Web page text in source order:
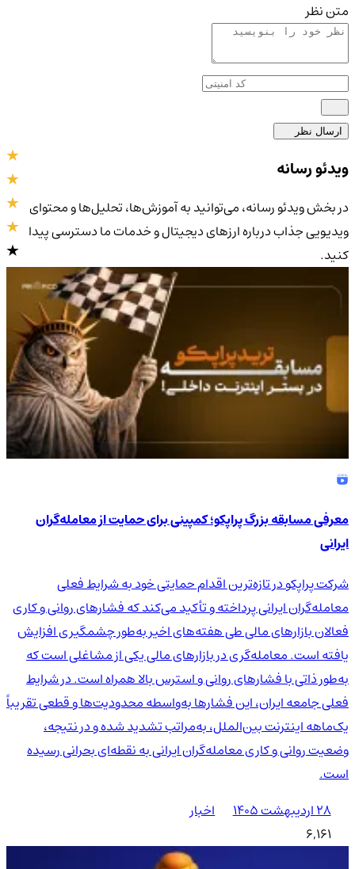
متن نظر
ارسال نظر
4.9/5
ویدئو رسانه
در بخش ویدئو رسانه، می‌توانید به آموزش‌ها، تحلیل‌ها و محتوای
ویدیویی جذاب درباره ارزهای دیجیتال و خدمات ما دسترسی پیدا
کنید.
معرفی مسابقه بزرگ پراپکو؛ کمپینی برای حمایت از معامله‌گران
ایرانی
شرکت پراپکو در تازه‌ترین اقدام حمایتی خود به شرایط فعلی
معامله‌گران ایرانی پرداخته و تأکید می‌کند که فشارهای روانی و کاری
فعالان بازارهای مالی طی هفته‌های اخیر به‌طور چشمگیری افزایش
یافته است. معامله‌گری در بازارهای مالی یکی از مشاغلی است که
به‌طور ذاتی با فشارهای روانی و استرس بالا همراه است. در شرایط
فعلی جامعه ایران، این فشارها به‌واسطه محدودیت‌ها و قطعی تقریباً
یک‌ماهه اینترنت بین‌الملل، به‌مراتب تشدید شده و در نتیجه،
وضعیت روانی و کاری معامله‌گران ایرانی به نقطه‌ای بحرانی رسیده
است.
۲۸ اردیبهشت ۱۴۰۵
اخبار
6,161